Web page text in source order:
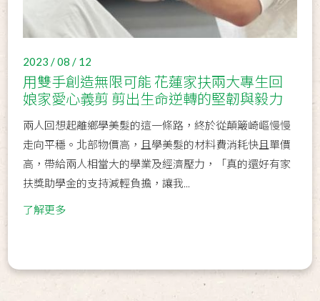
2023 / 08 / 12
用雙手創造無限可能 花蓮家扶兩大專生回
娘家愛心義剪 剪出生命逆轉的堅韌與毅力
兩人回想起離鄉學美髮的這一條路，終於從顛簸崎嶇慢慢
走向平穩。北部物價高，且學美髮的材料費消耗快且單價
高，帶給兩人相當大的學業及經濟壓力，「真的還好有家
扶獎助學金的支持減輕負擔，讓我...
了解更多